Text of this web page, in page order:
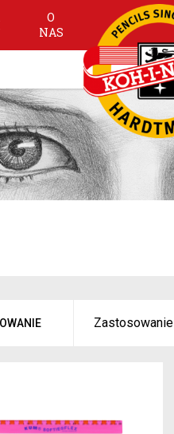
O
NAS
Zastosowanie